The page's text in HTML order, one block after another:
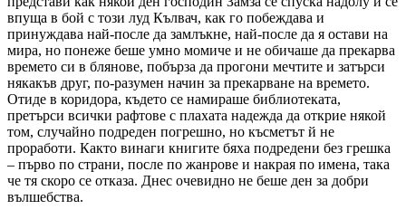
впуща в бой с този луд Кълвач, как го побеждава и
принуждава най-после да замлъкне, най-после да я остави на
мира, но понеже беше умно момиче и не обичаше да прекарва
времето си в блянове, побърза да про­гони мечтите и затърси
някакъв друг, по-разумен начин за прекарване на времето.
Отиде в коридора, където се намираше библиотеката,
претърси всички рафтове с плахата надежда да открие някой
том, случайно подреден погрешно, но късметът й не
проработи. Както винаги книгите бяха подредени без грешка
– първо по страни, после по жанрове и на­края по имена, така
че тя скоро се отказа. Днес очевидно не беше ден за добри
вълшебства.